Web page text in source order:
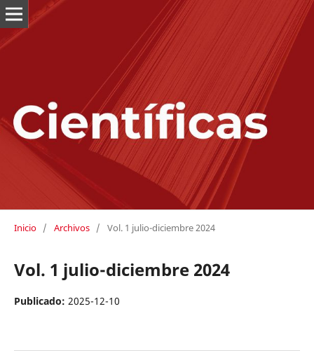
Inicio / Archivos / Vol. 1 julio-diciembre 2024
Vol. 1 julio-diciembre 2024
Publicado: 2025-12-10